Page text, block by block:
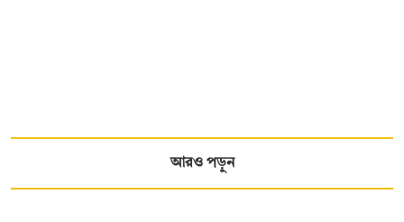
আরও পড়ুন